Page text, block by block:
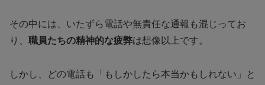
その中には、いたずら電話や無責任な通報も混じってお
り、 職員たちの精神的な疲弊は想像以上です。
しかし、どの電話も「もしかしたら本当かもしれない」と